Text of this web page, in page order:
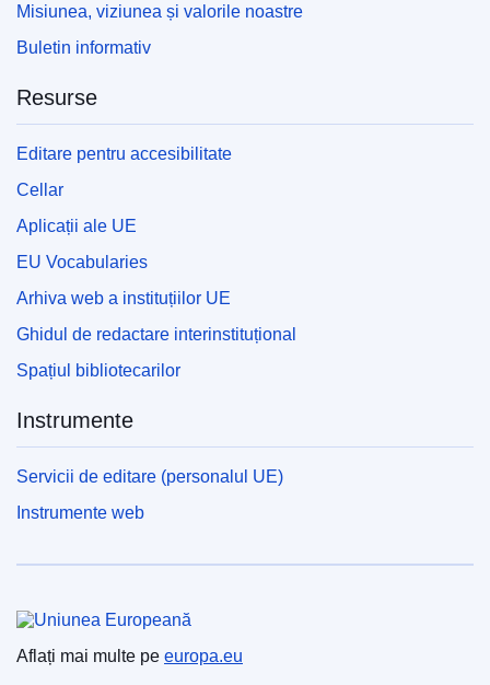
Misiunea, viziunea și valorile noastre
Buletin informativ
Resurse
Editare pentru accesibilitate
Cellar
Aplicații ale UE
EU Vocabularies
Arhiva web a instituțiilor UE
Ghidul de redactare interinstituțional
Spațiul bibliotecarilor
Instrumente
Servicii de editare (personalul UE)
Instrumente web
Aflați mai multe pe europa.eu